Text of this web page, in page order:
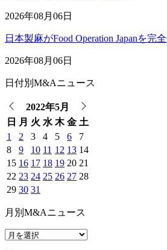
2026年08月06日
日本製麻がFood Operation Japanを完
2026年08月06日
日付別M&Aニュース
2022年5月
日
月 火 水 木 金 土
1
2 3 4 5 6
7
8
9 10 11 12 13 14
15 16 17 18 19 20 21
22 23 24 25 26 27 28
29 30 31
月別M&Aニュース